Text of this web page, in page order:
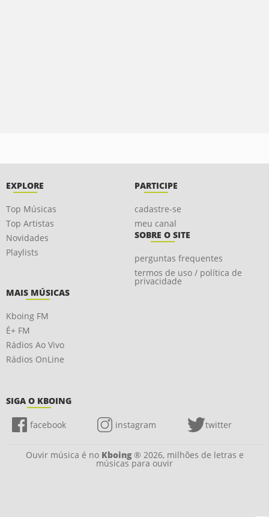
EXPLORE
Top Músicas
Top Artistas
Novidades
Playlists
PARTICIPE
cadastre-se
meu canal
SOBRE O SITE
perguntas frequentes
termos de uso / política de
privacidade
MAIS MÚSICAS
Kboing FM
É+ FM
Rádios Ao Vivo
Rádios OnLine
SIGA O KBOING
facebook instagram twitter
Ouvir música é no Kboing® 2026, milhões de letras e
músicas para ouvir